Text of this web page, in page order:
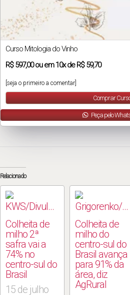
Curso Mitologia do Vinho
R$597,00ou em10xde R$ 59,70
[seja o primeiro a comentar]
Comprar
Peça pelo
Relacionado
Colheita de
milho 2ª
safra vai a
74% no
centro-sul do
Brasil
15 de julho
Colheita de
milho do
centro-sul do
Brasil avança
para 91% da
área, diz
AgRural